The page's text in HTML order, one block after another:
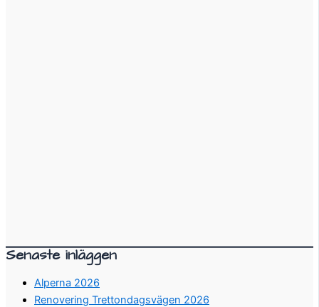
Senaste inläggen
Alperna 2026
Renovering Trettondagsvägen 2026